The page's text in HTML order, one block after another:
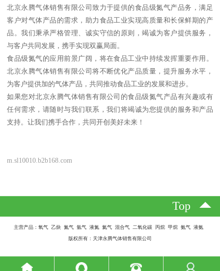
北京永腾气体销售有限公司致力于提供的食品级氮气产品务，满足
客户对气体产品的需求，助力食品工业实现高质量和长保鲜期的产
品。我们秉承严格管理、诚实守信的原则，竭诚为客户提供服务，
与客户共同发展，携手实现双赢局面。
食品级氮气的应用前景广阔，将在食品工业中持续发挥重要作用。
北京永腾气体销售有限公司将不断优化产品质量，提升服务水平，
为客户提供加的气体产品，共同推动食品工业的发展和进步。
如果您对北京永腾气体销售有限公司的食品级氮气产品有兴趣或有
任何需求，请随时与我们联系，我们将竭诚为您提供的服务和产品
支持。让我们携手合作，共同开创美好未来！
m.sl10010.b2b168.com
Top
主营产品：氧气 乙炔 氮气 氩气 液氮 氦气 混合气 二氧化碳 丙烷 甲烷 氨气 液氨
版权所有：天津永腾气体销售有限公司